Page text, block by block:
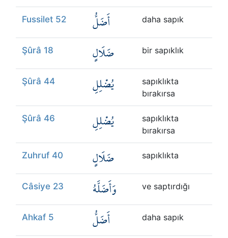
Fussilet 52 أَضَلُّ daha sapık
Şûrâ 18 ضَلَالٍ bir sapıklık
Şûrâ 44 يُضْلِلِ
sapıklıkta
bırakırsa
Şûrâ 46 يُضْلِلِ
sapıklıkta
bırakırsa
Zuhruf 40 ضَلَالٍ sapıklıkta
Câsiye 23 وَأَضَلَّهُ ve saptırdığı
Ahkaf 5 أَضَلُّ daha sapık